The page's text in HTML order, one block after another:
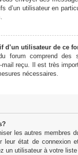
d’un utilisateur en
d’un utilisateur de ce
forum comprend
mail reçu. Il est très
nécessaires.
les autres membres
leur état de connexion
un utilisateur à votre